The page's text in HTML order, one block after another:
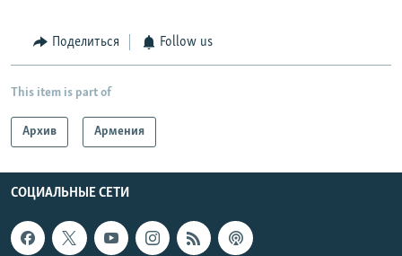
Поделиться Follow us
This item is part of
Архив Армения
СОЦИАЛЬНЫЕ СЕТИ